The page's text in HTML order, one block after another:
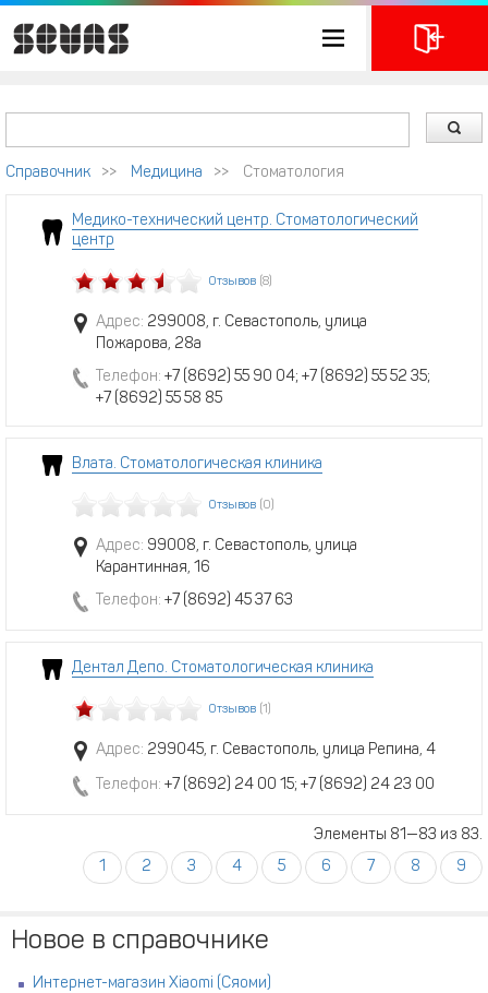
Справочник >> Медицина >> Стоматология
Медико-технический центр. Стоматологический
центр
Отзывов (8)
Адрес: 299008, г. Севастополь, улица
Пожарова, 28а
Телефон: +7 (8692) 55 90 04; +7 (8692) 55 52 35;
+7 (8692) 55 58 85
Влата. Стоматологическая клиника
Отзывов (0)
Адрес: 99008, г. Севастополь, улица
Карантинная, 16
Телефон: +7 (8692) 45 37 63
Дентал Депо. Стоматологическая клиника
Отзывов (1)
Адрес: 299045, г. Севастополь, улица Репина, 4
Телефон: +7 (8692) 24 00 15; +7 (8692) 24 23 00
Элементы 81—83 из 83.
1
2 3 4 5 6 7 8 9
Новое в справочнике
Интернет-магазин Xiaomi (Сяоми)